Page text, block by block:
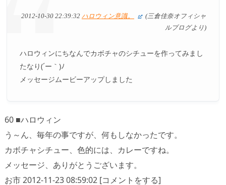
2012-10-30 22:39:32 ハロウィン意識。
(三倉佳奈オフィシャ
ルブログより)
ハロウィンにちなんでカボチャのシチューを作ってみまし
たなり(´ー｀)ﾉ
メッセージムービーアップしました
60 ■ハロウィン
う～ん、毎年の事ですが、何もしなかったです。
カボチャシチュー、色的には、カレーですね。
メッセージ、ありがとうございます。
お市 2012-11-23 08:59:02 [コメントをする]